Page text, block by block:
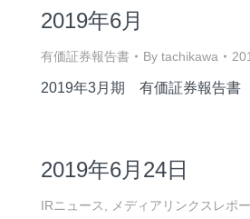
2019年6月
有価証券報告書 By tachikawa
2019年3月期 有価証券報告書
2019年6月24日
IRニュース
メディアリンクスレポ